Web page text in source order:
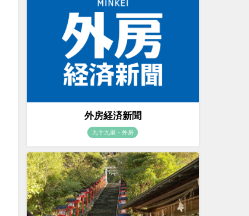
外房経済新聞
九十九里・外房